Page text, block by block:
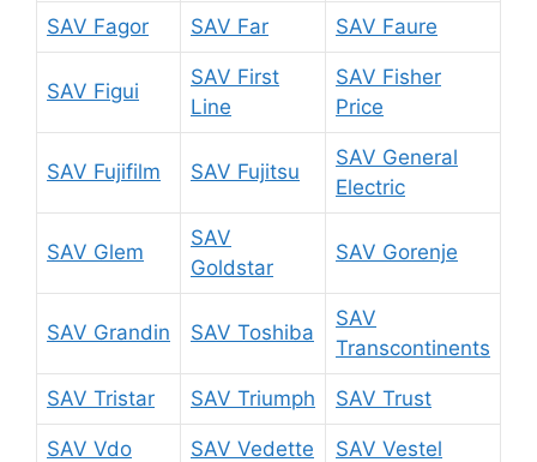
SAV Fagor SAV Far SAV Faure
SAV Figui
SAV First
Line
SAV Fisher
Price
SAV Fujifilm SAV Fujitsu
SAV General
Electric
SAV Glem
SAV
Goldstar
SAV Gorenje
SAV Grandin SAV Toshiba
SAV
Transcontinents
SAV Tristar SAV Triumph SAV Trust
SAV Vdo SAV Vedette SAV Vestel